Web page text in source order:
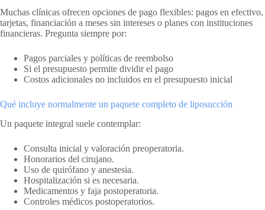
Muchas clínicas ofrecen opciones de pago flexibles: pagos en efectivo,
tarjetas, financiación a meses sin intereses o planes con instituciones
financieras. Pregunta siempre por:
Pagos parciales y políticas de reembolso
Si el presupuesto permite dividir el pago
Costos adicionales no incluidos en el presupuesto inicial
Qué incluye normalmente un paquete completo de liposucción
Un paquete integral suele contemplar:
Consulta inicial y valoración preoperatoria.
Honorarios del cirujano.
Uso de quirófano y anestesia.
Hospitalización si es necesaria.
Medicamentos y faja postoperatoria.
Controles médicos postoperatorios.